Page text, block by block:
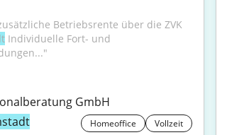
Individuelle Fort- und
GmbH
Homeoffice Vollzeit